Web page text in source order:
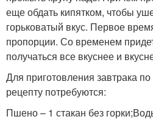
еще обдать кипятком, чтобы
горьковатый вкус. Первое
пропорции. Со временем
получаться все вкуснее и
Для приготовления завтрака
рецепту потребуются:
Пшено – 1 стакан без